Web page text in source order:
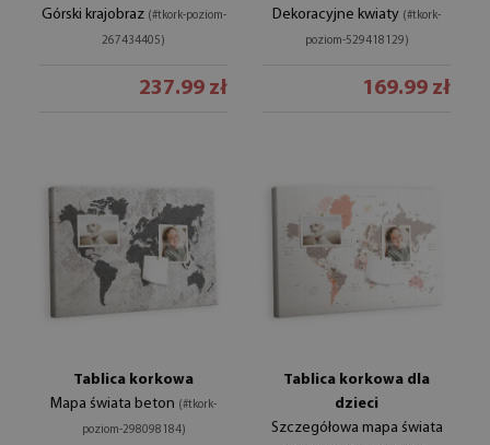
Górski krajobraz (#tkork-poziom-
267434405)
237.99 zł
Dekoracyjne kwiaty (#tkork-
poziom-529418129)
169.99 zł
Tablica korkowa
Mapa świata beton (#tkork-
poziom-298098184)
Tablica korkowa dla
dzieci
Szczegółowa mapa świata